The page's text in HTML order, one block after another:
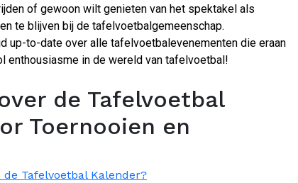
of gewoon wilt genieten van het spektakel als
te blijven bij de tafelvoetbalgemeenschap.
up-to-date over alle tafelvoetbalevenementen die eraan
enthousiasme in de wereld van tafelvoetbal!
de Tafelvoetbal
Toernooien en
Tafelvoetbal Kalender?